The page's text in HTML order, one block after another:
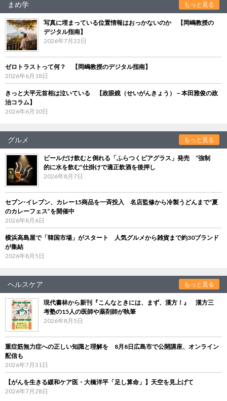
まめ学 もっと見る
写真に埋まっている位置情報はおっかないのか 【岡嶋教授の
デジタル指南】
2026年7月22日
ゼロトラストって何？ 【岡嶋教授のデジタル指南】
2026年6月18日
きっと大平元首相は泣いている 【政眼鏡（せいがんきょう）－本田雅俊の政
治コラム】
2026年6月10日
グルメ もっと見る
ビールだけ飲むと倒れる「ふらつくビアグラス」発売 “強制
的に水を飲む”仕掛けで適正飲酒を後押し
2026年8月7日
セブン‐イレブン、カレー15商品を一斉投入 名店監修から冷製うどんまで“夏
のカレーフェス”を開催中
2026年8月6日
横浜高島屋で「韓国市場」がスタート 人気グルメから雑貨まで約30ブランド
が集結
2026年8月5日
ヘルスケア もっと見る
現代書林から新刊『こんなときには、まず、漢方！』 漢方三
考塾の15人の医師や薬剤師が執筆
2026年8月5日
重症筋無力症への正しい知識と理解を 8月8日広島市で公開講座、オンライン
配信も
2026年7月31日
【がんを生きる緩和ケア医・大橋洋平「足し算命」】天空を見上げて
2026年7月28日